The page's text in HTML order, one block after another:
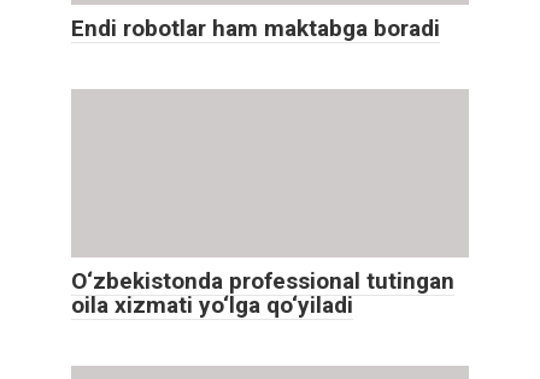
Endi robotlar ham maktabga boradi
O‘zbekistonda professional tutingan
oila xizmati yo‘lga qo‘yiladi